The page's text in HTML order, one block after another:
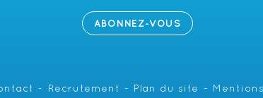
ABONNEZ-VOUS
Recrutement Plan du site